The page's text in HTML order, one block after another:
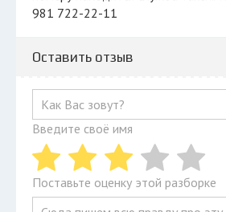
981 722-22-11
Оставить отзыв
Введите своё имя
Поставьте оценку этой разборке